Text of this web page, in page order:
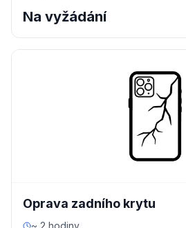
Na vyžádání
Oprava zadního krytu
~ 2 hodiny